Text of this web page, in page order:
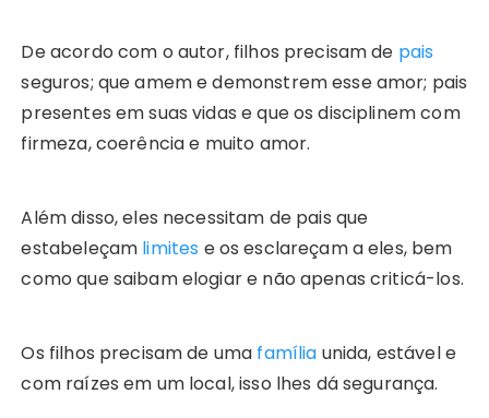
De acordo com o autor, filhos precisam de pais
seguros; que amem e demonstrem esse amor; pais
presentes em suas vidas e que os disciplinem com
firmeza, coerência e muito amor.
Além disso, eles necessitam de pais que
estabeleçam limites e os esclareçam a eles, bem
como que saibam elogiar e não apenas criticá-los.
Os filhos precisam de uma família unida, estável e
com raízes em um local, isso lhes dá segurança.